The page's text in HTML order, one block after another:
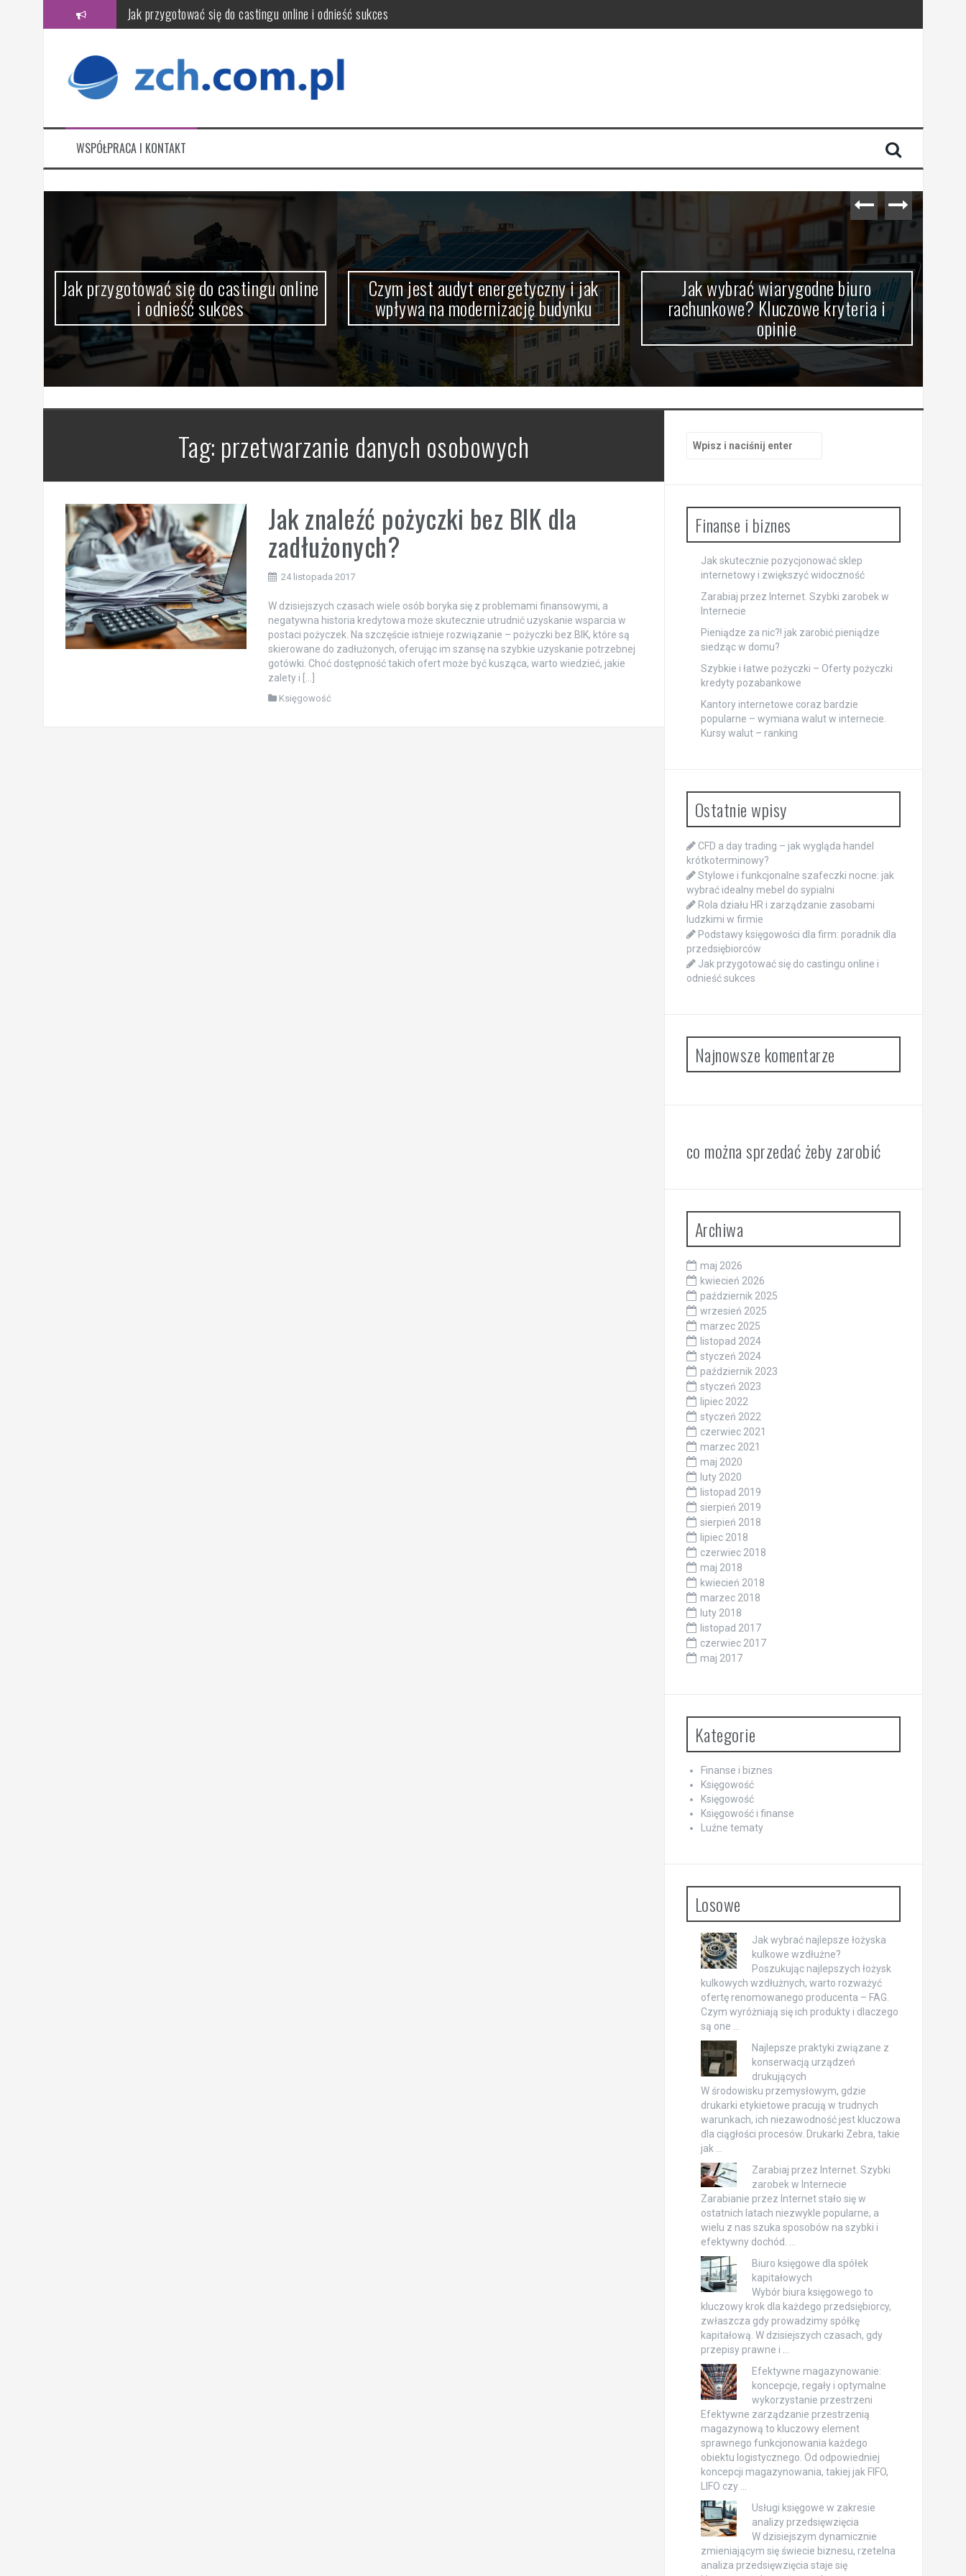
Jak przygotować się do castingu online i odnieść sukces
Jak wybrać wiarygodne biuro rachunkowe? Kluczowe kryteria i opinie
Jak przygotować komputer do serwisu: krok po kroku i wskazówki
Jak wybrać firmę sprzątającą? Kluczowe kryteria i czynniki decyzyjne
CFD a day trading – jak wygląda handel krótkoterminowy?
WSPÓŁPRACA I KONTAKT
Jak przygotować się do castingu online
i odnieść sukces
Czym jest audyt energetyczny i jak
wpływa na modernizację budynku
Jak wybrać wiarygodne biuro
rachunkowe? Kluczowe kryteria i
opinie
Tag: przetwarzanie danych osobowych
Jak znaleźć pożyczki bez BIK dla
zadłużonych?
24 listopada 2017
W dzisiejszych czasach wiele osób boryka się z problemami finansowymi, a
negatywna historia kredytowa może skutecznie utrudnić uzyskanie wsparcia w
postaci pożyczek. Na szczęście istnieje rozwiązanie – pożyczki bez BIK, które są
skierowane do zadłużonych, oferując im szansę na szybkie uzyskanie potrzebnej
gotówki. Choć dostępność takich ofert może być kusząca, warto wiedzieć, jakie
zalety i […]
Księgowość
Szukaj:
Finanse i biznes
Jak skutecznie pozycjonować sklep
internetowy i zwiększyć widoczność
Zarabiaj przez Internet. Szybki zarobek w
Internecie
Pieniądze za nic?! jak zarobić pieniądze
siedząc w domu?
Szybkie i łatwe pożyczki – Oferty pożyczki
kredyty pozabankowe
Kantory internetowe coraz bardzie
popularne – wymiana walut w internecie.
Kursy walut – ranking
Ostatnie wpisy
CFD a day trading – jak wygląda handel
krótkoterminowy?
Stylowe i funkcjonalne szafeczki nocne: jak
wybrać idealny mebel do sypialni
Rola działu HR i zarządzanie zasobami
ludzkimi w firmie
Podstawy księgowości dla firm: poradnik dla
przedsiębiorców
Jak przygotować się do castingu online i
odnieść sukces
Najnowsze komentarze
co można sprzedać żeby zarobić
Archiwa
maj 2026
kwiecień 2026
październik 2025
wrzesień 2025
marzec 2025
listopad 2024
styczeń 2024
październik 2023
styczeń 2023
lipiec 2022
styczeń 2022
czerwiec 2021
marzec 2021
maj 2020
luty 2020
listopad 2019
sierpień 2019
sierpień 2018
lipiec 2018
czerwiec 2018
maj 2018
kwiecień 2018
marzec 2018
luty 2018
listopad 2017
czerwiec 2017
maj 2017
Kategorie
Finanse i biznes
Księgowość
Księgowość
Księgowość i finanse
Luźne tematy
Losowe
Jak wybrać najlepsze łożyska
kulkowe wzdłużne?
Poszukując najlepszych łożysk
kulkowych wzdłużnych, warto rozważyć
ofertę renomowanego producenta – FAG.
Czym wyróżniają się ich produkty i dlaczego
są one …
Najlepsze praktyki związane z
konserwacją urządzeń
drukujących
W środowisku przemysłowym, gdzie
drukarki etykietowe pracują w trudnych
warunkach, ich niezawodność jest kluczowa
dla ciągłości procesów. Drukarki Zebra, takie
jak …
Zarabiaj przez Internet. Szybki
zarobek w Internecie
Zarabianie przez Internet stało się w
ostatnich latach niezwykle popularne, a
wielu z nas szuka sposobów na szybki i
efektywny dochód. …
Biuro księgowe dla spółek
kapitałowych
Wybór biura księgowego to
kluczowy krok dla każdego przedsiębiorcy,
zwłaszcza gdy prowadzimy spółkę
kapitałową. W dzisiejszych czasach, gdy
przepisy prawne i …
Efektywne magazynowanie:
koncepcje, regały i optymalne
wykorzystanie przestrzeni
Efektywne zarządzanie przestrzenią
magazynową to kluczowy element
sprawnego funkcjonowania każdego
obiektu logistycznego. Od odpowiedniej
koncepcji magazynowania, takiej jak FIFO,
LIFO czy …
Usługi księgowe w zakresie
analizy przedsięwzięcia
W dzisiejszym dynamicznie
zmieniającym się świecie biznesu, rzetelna
analiza przedsięwzięcia staje się